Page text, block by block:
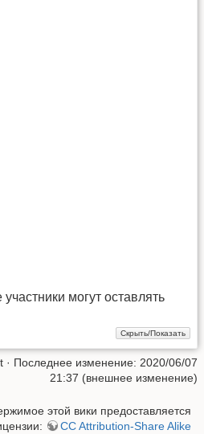
могут оставлять
· Последнее изменение: 2020/06/07
21:37 (внешнее изменение)
этой вики предоставляется
CC Attribution-Share Alike